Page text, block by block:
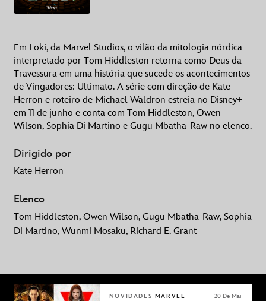
Em Loki, da Marvel Studios, o vilão da mitologia nórdica
interpretado por Tom Hiddleston retorna como Deus da
Travessura em uma história que sucede os acontecimentos
de Vingadores: Ultimato. A série com direção de Kate
Herron e roteiro de Michael Waldron estreia no Disney+
em 11 de junho e conta com Tom Hiddleston, Owen
Wilson, Sophia Di Martino e Gugu Mbatha-Raw no elenco.
Dirigido por
Kate Herron
Elenco
Tom Hiddleston, Owen Wilson, Gugu Mbatha-Raw, Sophia
Di Martino, Wunmi Mosaku, Richard E. Grant
NOVIDADES MARVEL 20 De Mai